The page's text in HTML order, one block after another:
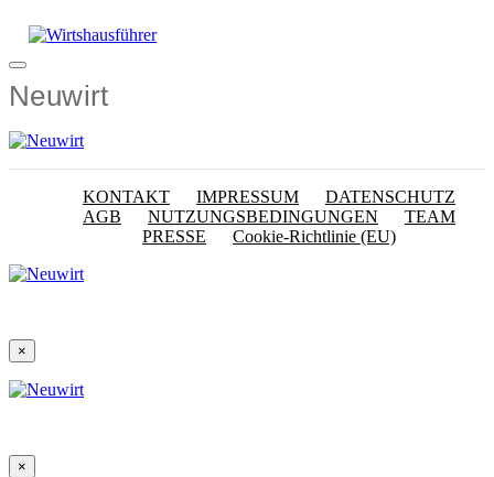
Inhalt
Menü
Neuwirt
KONTAKT IMPRESSUM
DATENSCHUTZ
AGB
NUTZUNGSBEDINGUNGEN
TEAM
PRESSE
Cookie-Richtlinie (EU)
×
×